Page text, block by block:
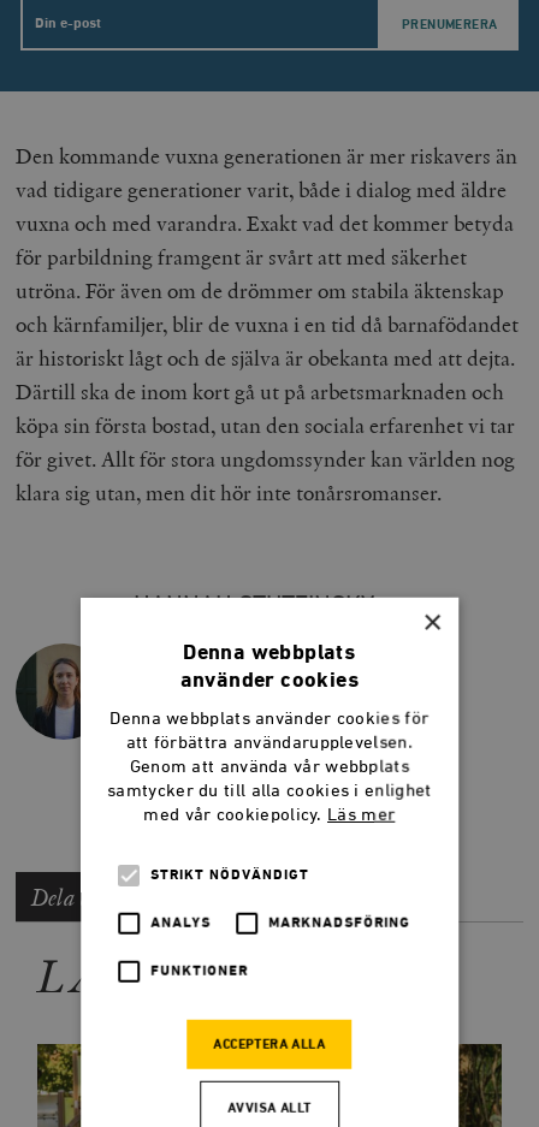
Email
Den kommande vuxna generationen är mer riskavers än
vad tidigare generationer varit, både i dialog med äldre
vuxna och med varandra. Exakt vad det kommer betyda
för parbildning framgent är svårt att med säkerhet
utröna. För även om de drömmer om stabila äktenskap
och kärnfamiljer, blir de vuxna i en tid då barnafödandet
är historiskt lågt och de själva är obekanta med att dejta.
Därtill ska de inom kort gå ut på arbetsmarknaden och
köpa sin första bostad, utan den sociala erfarenhet vi tar
för givet. Allt för stora ungdomssynder kan världen nog
klara sig utan, men dit hör inte tonårsromanser.
HANNAH STUTZINSKY
Hannah Stutzinsky är politikreporter för
Smedjan.
@Stutzinskys
hannah.stutzinsky@timbro.se
070-148 44 70
Dela artikeln
LÄS MER
×
Denna webbplats
använder cookies
Denna webbplats använder cookies för
att förbättra användarupplevelsen.
Genom att använda vår webbplats
samtycker du till alla cookies i enlighet
med vår cookiepolicy. Läs mer
STRIKT NÖDVÄNDIGT
ANALYS MARKNADSFÖRING
FUNKTIONER
ACCEPTERA ALLA
AVVISA ALLT